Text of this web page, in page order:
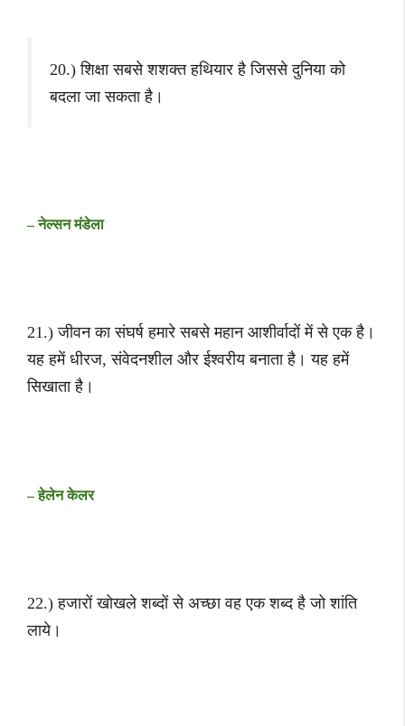
20.) शिक्षा सबसे शशक्त हथियार है जिससे दुनिया को
बदला जा सकता है।
– नेल्सन मंडेला
21.) जीवन का संघर्ष हमारे सबसे महान आशीर्वादों में से एक है।
यह हमें धीरज, संवेदनशील और ईश्वरीय बनाता है। यह हमें
सिखाता है।
– हेलेन केलर
22.) हजारों खोखले शब्दों से अच्छा वह एक शब्द है जो शांति
लाये।